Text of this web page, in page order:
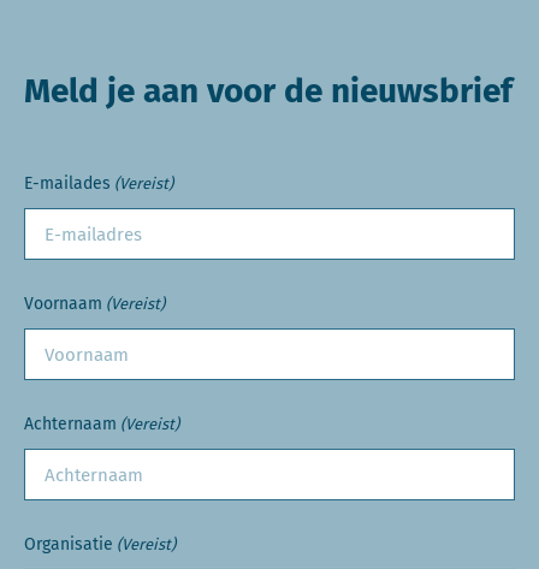
Meld je aan voor de nieuwsbrief
E-mailades (Vereist)
Voornaam (Vereist)
Achternaam (Vereist)
Organisatie (Vereist)